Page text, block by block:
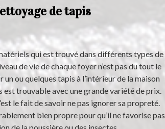
de tapis
qui est trouvé dans différents types de
de vie de chaque foyer n’est pas du tout le
un ou quelques tapis à l’intérieur de la maison
est trouvable avec une grande variété de prix.
le fait de savoir ne pas ignorer sa propreté.
bien propre pour qu’il ne favorise pas